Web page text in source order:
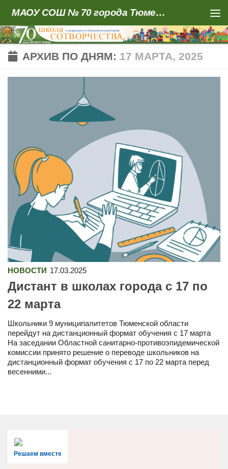
Skip to content МАОУ СОШ № 70 города Тюмени
АРХИВ ПО ДНЯМ: 17 МАРТА, 2025
НОВОСТИ 17.03.2025
Дистант в школах города с 17 по
22 марта
Школьники 9 муниципалитетов Тюменской области
перейдут на дистанционный формат обучения с 17 марта
На заседании Областной санитарно-противоэпидемической
комиссии принято решение о переводе школьников на
дистанционный формат обучения с 17 по 22 марта перед
весенними...
Решаем вместе